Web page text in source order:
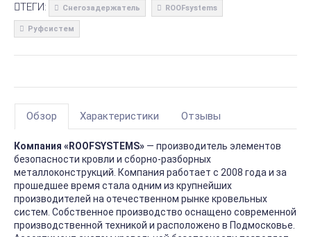
ТЕГИ: Снегозадержатель ROOFsystems
Руфсистем
Обзор Характеристики Отзывы
Компания «ROOFSYSTEMS» — производитель элементов
безопасности кровли и сборно-разборных
металлоконструкций. Компания работает с 2008 года и за
прошедшее время стала одним из крупнейших
производителей на отечественном рынке кровельных
систем. Собственное производство оснащено современной
производственной техникой и расположено в Подмосковье.